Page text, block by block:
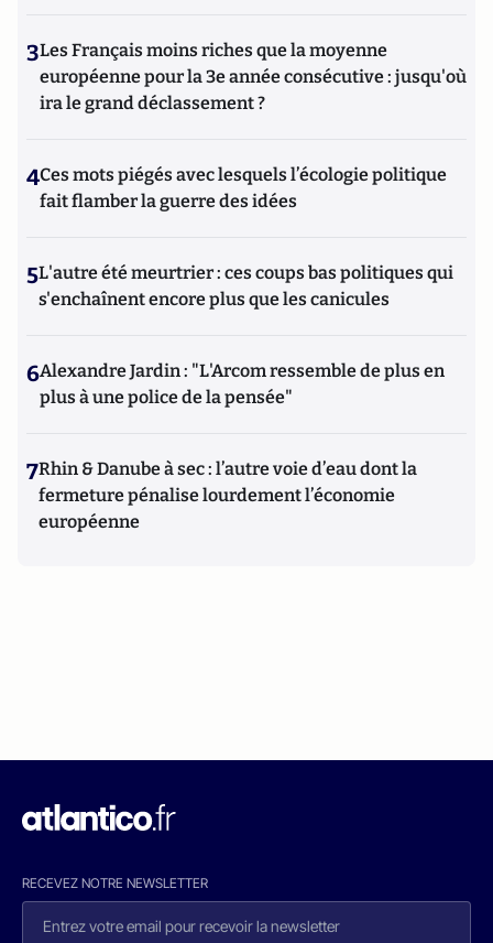
3Les Français moins riches que la moyenne
européenne pour la 3e année consécutive : jusqu'où
ira le grand déclassement ?
4Ces mots piégés avec lesquels l’écologie politique
fait flamber la guerre des idées
5L'autre été meurtrier : ces coups bas politiques qui
s'enchaînent encore plus que les canicules
6Alexandre Jardin : "L'Arcom ressemble de plus en
plus à une police de la pensée"
7Rhin & Danube à sec : l’autre voie d’eau dont la
fermeture pénalise lourdement l’économie
européenne
RECEVEZ NOTRE NEWSLETTER